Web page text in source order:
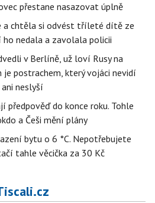
přestane nasazovat úplně
a chtěla si odvést tříleté dítě ze
ho nedala a zavolala policii
v Berlíně, už loví Rusy na
postrachem, který vojáci nevidí
ani neslyší
předpověď do konce roku. Tohle
a Češi mění plány
bytu o 6 °C. Nepotřebujete
tahle věcička za 30 Kč